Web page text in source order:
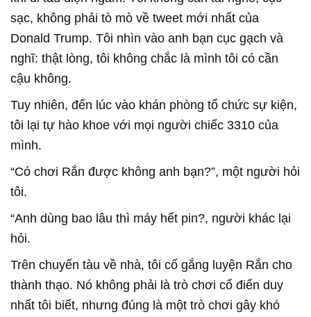
sạc, không phải tò mò về tweet mới nhất của
Donald Trump. Tôi nhìn vào anh bạn cục gạch và
nghĩ: thật lòng, tôi không chắc là mình tôi có cần
cậu không.
Tuy nhiên, đến lúc vào khán phòng tổ chức sự kiện,
tôi lại tự hào khoe với mọi người chiếc 3310 của
mình.
“Có chơi Rắn được không anh bạn?”, một người hỏi
tôi.
“Anh dùng bao lâu thì máy hết pin?, người khác lại
hỏi.
Trên chuyến tàu về nhà, tôi cố gắng luyện Rắn cho
thành thạo. Nó không phải là trò chơi cổ điển duy
nhất tôi biết, nhưng đúng là một trò chơi gây khó